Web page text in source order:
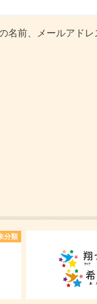
前、メールアドレ
分類